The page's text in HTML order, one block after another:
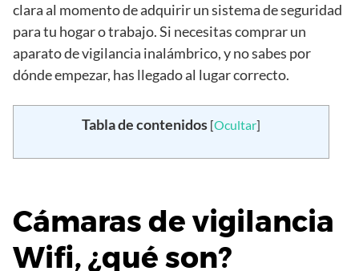
clara al momento de adquirir un sistema de seguridad
para tu hogar o trabajo. Si necesitas comprar un
aparato de vigilancia inalámbrico, y no sabes por
dónde empezar, has llegado al lugar correcto.
Tabla de contenidos [Ocultar]
Cámaras de vigilancia
Wifi, ¿qué son?